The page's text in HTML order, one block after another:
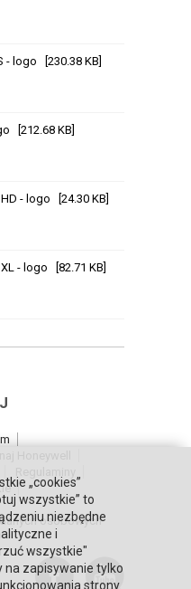
- logo [230.38 KB]
[212.68 KB]
- logo [24.30 KB]
- logo [82.71 KB]
osobowych
„cookies”
wszystkie” to
niezbędne
i
wszystkie"
zapisywanie tylko
strony.